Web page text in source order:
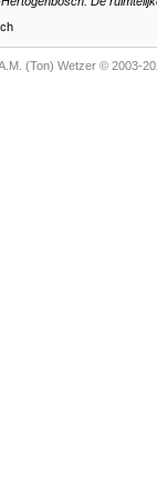
(Ton) Wetzer © 2003-